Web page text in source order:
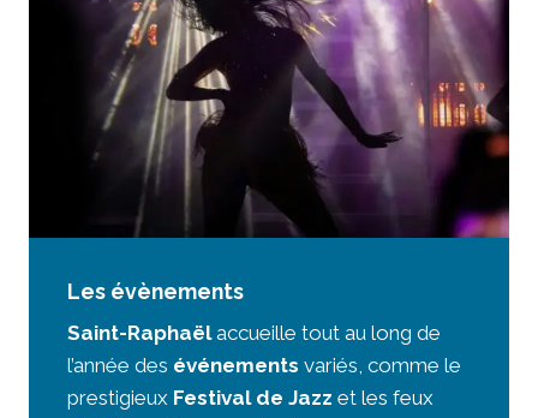
Les évènements
Saint-Raphaëlaccueille tout au long de
l’année des événements variés, comme le
prestigieux Festival de Jazz et les feux